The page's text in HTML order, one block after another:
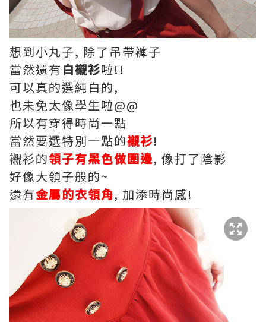
想到小丸子, 除了吊帶褲子
當然還有 白襯衫啦!!
可以真的選純白的,
也未免太像學生啦@@
所以有穿得時尚一點
當然要選特別一點的襯衫!
襯衫的領子有黑色做圍邊, 像打了陰影
好像大領子般的~
還有金屬的衣領角, 加添時尚感!